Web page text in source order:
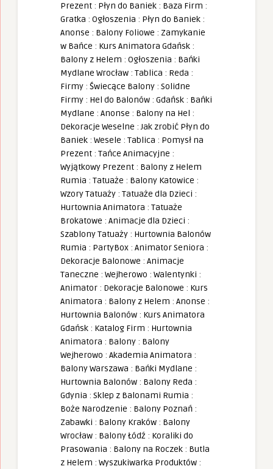
Prezent : Płyn do Baniek : Baza Firm :
Gratka : Ogłoszenia : Płyn do Baniek :
Anonse : Balony Foliowe : Zamykanie
w Bańce : Kurs Animatora Gdańsk :
Balony z Helem : Ogłoszenia : Bańki
Mydlane Wrocław : Tablica : Reda :
Firmy : Świecące Balony : Solidne
Firmy : Hel do Balonów : Gdańsk : Bańki
Mydlane : Anonse : Balony na Hel :
Dekoracje Weselne :Jak zrobić Płyn do
Baniek : Wesele : Tablica : Pomysł na
Prezent : Tańce Animacyjne :
Wyjątkowy Prezent : Balony z Helem
Rumia : Tatuaże : Balony Katowice :
Wzory Tatuaży : Tatuaże dla Dzieci :
Hurtownia Animatora : Tatuaże
Brokatowe : Animacje dla Dzieci :
Szablony Tatuaży : Hurtownia Balonów
Rumia : PartyBox : Animator Seniora :
Dekoracje Balonowe : Animacje
Taneczne : Wejherowo : Walentynki :
Animator : Dekoracje Balonowe : Kurs
Animatora : Balony z Helem : Anonse :
Hurtownia Balonów : Kurs Animatora
Gdańsk : Katalog Firm : Hurtownia
Animatora : Balony : Balony
Wejherowo : Akademia Animatora :
Balony Warszawa : Bańki Mydlane :
Hurtownia Balonów : Balony Reda :
Gdynia : Sklep z Balonami Rumia :
Boże Narodzenie : Balony Poznań :
Zabawki : Balony Kraków : Balony
Wrocław : Balony Łódź : Koraliki do
Prasowania : Balony na Roczek : Butla
z Helem : Wyszukiwarka Produktów :